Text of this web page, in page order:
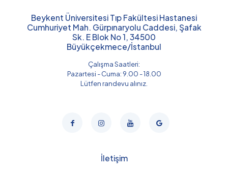
Beykent Üniversitesi Tıp Fakültesi Hastanesi
Cumhuriyet Mah. Gürpınaryolu Caddesi, Şafak
Sk. E Blok No 1, 34500
Büyükçekmece/İstanbul
Çalışma Saatleri:
Pazartesi - Cuma: 9.00 - 18.00
Lütfen randevu alınız.
İletişim